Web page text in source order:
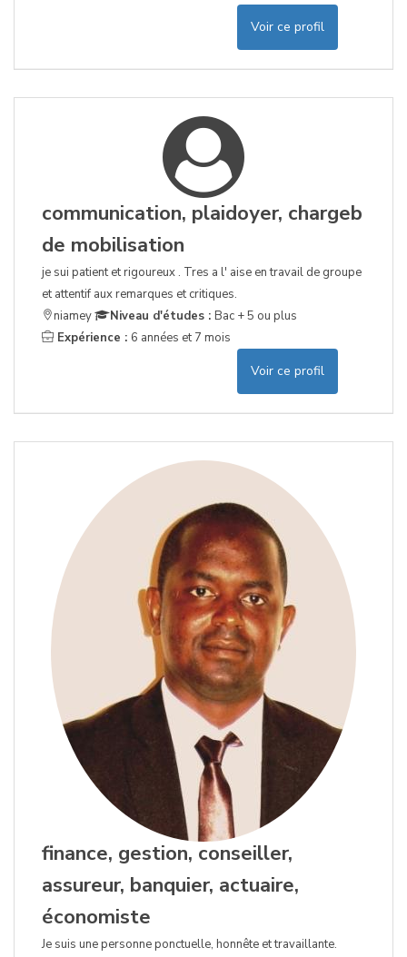
Voir ce profil
communication, plaidoyer, chargeb
de mobilisation
je sui patient et rigoureux . Tres a l' aise en travail de groupe
et attentif aux remarques et critiques.
niamey
Niveau d'études : Bac + 5 ou plus
Expérience : 6 années et 7 mois
Voir ce profil
finance, gestion, conseiller,
assureur, banquier, actuaire,
économiste
Je suis une personne ponctuelle, honnête et travaillante.